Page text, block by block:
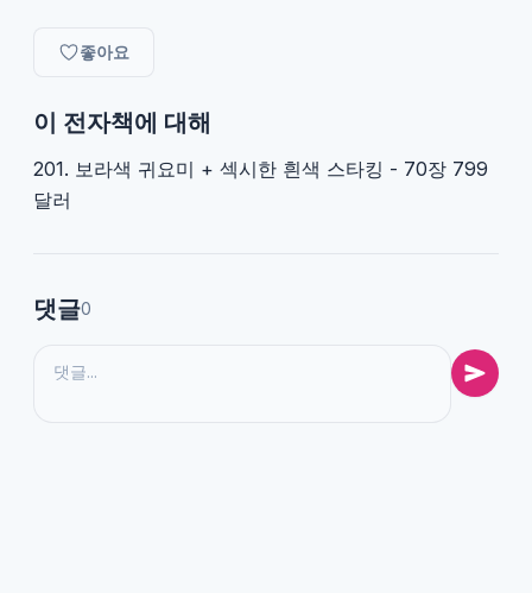
좋아요
이 전자책에 대해
201. 보라색 귀요미 + 섹시한 흰색 스타킹 - 70장 799
달러
댓글0